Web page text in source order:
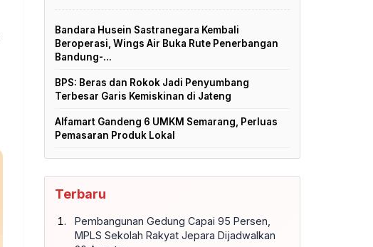
Bandara Husein Sastranegara Kembali
Beroperasi, Wings Air Buka Rute Penerbangan
Bandung-...
BPS: Beras dan Rokok Jadi Penyumbang
Terbesar Garis Kemiskinan di Jateng
Alfamart Gandeng 6 UMKM Semarang, Perluas
Pemasaran Produk Lokal
Terbaru
Pembangunan Gedung Capai 95 Persen,
MPLS Sekolah Rakyat Jepara Dijadwalkan